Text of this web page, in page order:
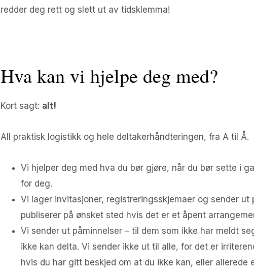
redder deg rett og slett ut av tidsklemma!
Hva kan vi hjelpe deg med?
Kort sagt: alt!
All praktisk logistikk og hele deltakerhåndteringen, fra A til Å.
Vi hjelper deg med hva du bør gjøre, når du bør sette i
for deg.
Vi lager invitasjoner, registreringsskjemaer og sender ut
publiserer på ønsket sted hvis det er et åpent
Vi sender ut påminnelser – til dem som ikke har meldt
ikke kan delta. Vi sender ikke ut til alle, for det er
hvis du har gitt beskjed om at du ikke kan, eller allerede